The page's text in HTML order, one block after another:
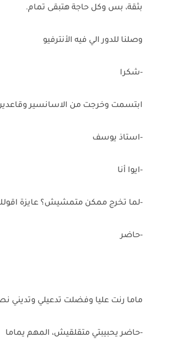
بثقة، بس وكل حاجة هتبقى تمام.
وصلنا للدور الي فيه الأنترفيو
-شكرا
ابتسمت وخرجت من الاسانسير وقاعدين
-استاذ يوسف
-ايوا أنا
-لما تخرج ممكن متمشيش؟ عايزة
-حاضر
ماما رنت عليا وفضلت تدعيلي وتديني
-حاضر يحبيبتي متقلقيش، المهم يماما